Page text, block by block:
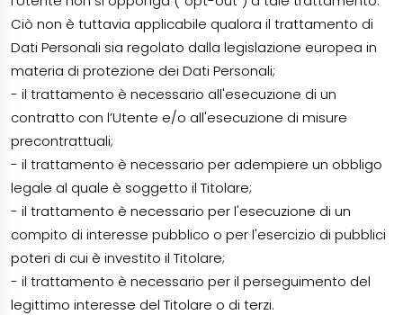
Ciò non è tuttavia applicabile qualora il trattamento di
Dati Personali sia regolato dalla legislazione europea in
materia di protezione dei Dati Personali;
- il trattamento è necessario all'esecuzione di un
contratto con l’Utente e/o all'esecuzione di misure
precontrattuali;
- il trattamento è necessario per adempiere un obbligo
legale al quale è soggetto il Titolare;
- il trattamento è necessario per l'esecuzione di un
compito di interesse pubblico o per l'esercizio di pubblici
poteri di cui è investito il Titolare;
- il trattamento è necessario per il perseguimento del
legittimo interesse del Titolare o di terzi.